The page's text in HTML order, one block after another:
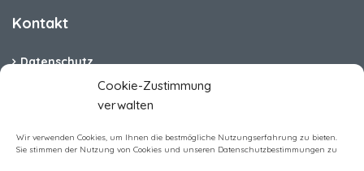
Cookie-Zustimmung
verwalten
Wir verwenden Cookies, um Ihnen die bestmögliche Nutzungserfahrung zu bieten.
Sie stimmen der Nutzung von Cookies und unseren Datenschutzbestimmungen zu
Kontakt
Datenschutz
Cookie-Richtlinie (EU)
Barrierefreiheit